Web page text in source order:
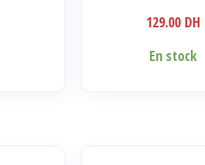
129.00 DH
En stock